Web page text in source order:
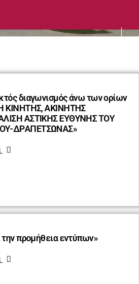
διαγωνισμός άνω των ορίων
ΚΙΝΗΤΗΣ, ΑΚΙΝΗΤΗΣ
ΑΣΤΙΚΗΣ ΕΥΘΥΝΗΣ ΤΟΥ
ΔΡΑΠΕΤΣΩΝΑΣ»
την προμήθεια εντύπων»